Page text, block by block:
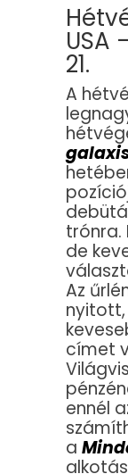
USA
21.
A
trónra.
de
Az
nyitott,
címet
ennél
a